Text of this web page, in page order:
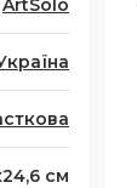
ArtSolo
см